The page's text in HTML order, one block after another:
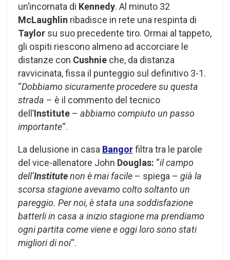
un’incornata di Kennedy. Al minuto 32
McLaughlin ribadisce in rete una respinta di
Taylor su suo precedente tiro. Ormai al tappeto,
gli ospiti riescono almeno ad accorciare le
distanze con Cushnie che, da distanza
ravvicinata, fissa il punteggio sul definitivo 3-1.
“Dobbiamo sicuramente procedere su questa
strada – è il commento del tecnico
dell’Institute – abbiamo compiuto un passo
importante“.
La delusione in casa Bangorfiltra tra le parole
del vice-allenatore John Douglas: “il campo
dell’Institutenon è mai facile – spiega – già la
scorsa stagione avevamo colto soltanto un
pareggio. Per noi, è stata una soddisfazione
batterli in casa a inizio stagione ma prendiamo
ogni partita come viene e oggi loro sono stati
migliori di noi“.